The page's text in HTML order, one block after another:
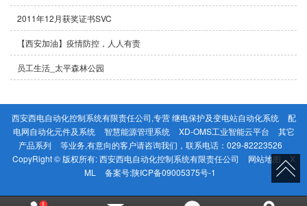
2011年12月获奖证书SVC
【西安加油】疫情防控，人人有责
员工生活_太平森林公园
西安西电自动化控制系统有限责任公司,专营继电保护及变电站自动化系统
配
电网自动化元件及系统
智慧能源管理系统 XD-OMS工业智能云平台
其它
产品系列
等业务,有意向的客户请咨询我们，联系电话： 029-82223526
CopyRight © 版权所有:西安西电自动化控制系统有限责任公司 网站地图
X
ML
备案号:陕ICP备09005375号-1